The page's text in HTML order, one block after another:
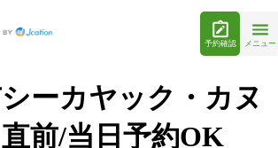
予約確認 メニュー
ーカヤック・カヌ
前/当日予約OK